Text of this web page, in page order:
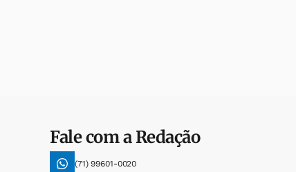
Fale com a Redação
(71) 99601-0020